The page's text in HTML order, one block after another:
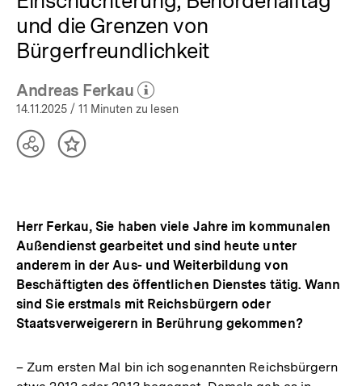
und die Grenzen von
Bürgerfreundlichkeit
Andreas Ferkau
(Mehr zum Autor)
öffnen
14.11.2025 / 11 Minuten zu lesen
TeilenInhalt
Herr Ferkau, Sie haben viele Jahre im kommunalen
Außendienst gearbeitet und sind heute unter
anderem in der Aus- und Weiterbildung von
Beschäftigten des öffentlichen Dienstes tätig. Wann
sind Sie erstmals mit Reichsbürgern oder
Staatsverweigerern in Berührung gekommen?
– Zum ersten Mal bin ich sogenannten Reichsbürgern